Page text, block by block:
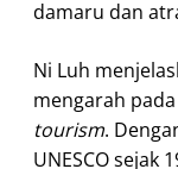
damaru dan
Ni Luh
mengarah pada
tourism.
UNESCO sejak